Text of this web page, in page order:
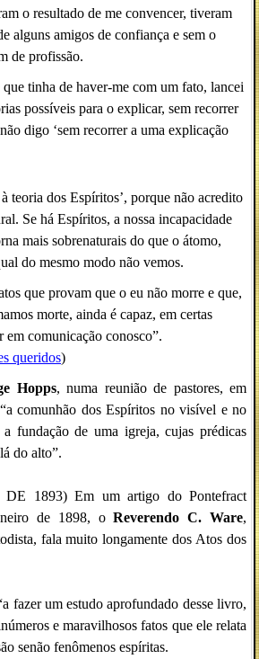
o resultado de me convencer, tiveram
alguns amigos de confiança e sem o
de profissão.
tinha de haver-me com um fato, lancei
possíveis para o explicar, sem recorrer
digo ‘sem recorrer a uma explicação
teoria dos Espíritos’, porque não acredito
Se há Espíritos, a nossa incapacidade
mais sobrenaturais do que o átomo,
do mesmo modo não vemos.
que provam que o eu não morre e que,
morte, ainda é capaz, em certas
em comunicação conosco”.
queridos)
Hopps, numa reunião de pastores, em
comunhão dos Espíritos no visível e no
fundação de uma igreja, cujas prédicas
do alto”.
1893) Em um artigo do Pontefract
de 1898, oReverendo C. Ware,
fala muito longamente dos Atos dos
fazer um estudo aprofundado desse livro,
e maravilhosos fatos que ele relata
senão fenômenos espíritas.